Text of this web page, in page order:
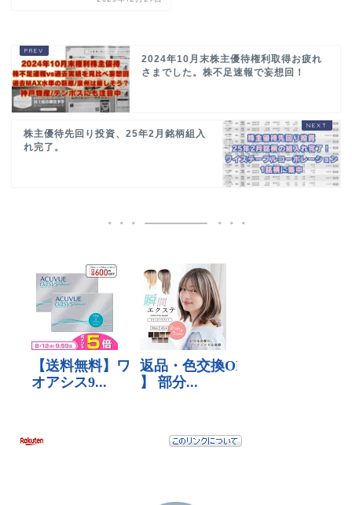
2024年10月末株主優待権利取得お疲れ
さまでした。株不足速報で妄想回！
株主優待先回り投資、25年2月銘柄組入
れ完了。